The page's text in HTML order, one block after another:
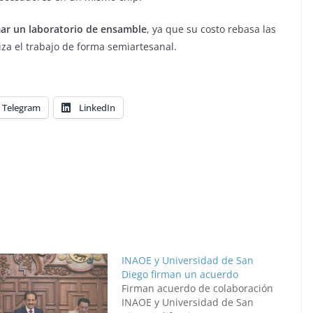
un laboratorio de ensamble, ya que su costo rebasa las
el trabajo de forma semiartesanal.
Telegram LinkedIn
INAOE y Universidad de San
Diego firman un acuerdo
Firman acuerdo de colaboración
INAOE y Universidad de San